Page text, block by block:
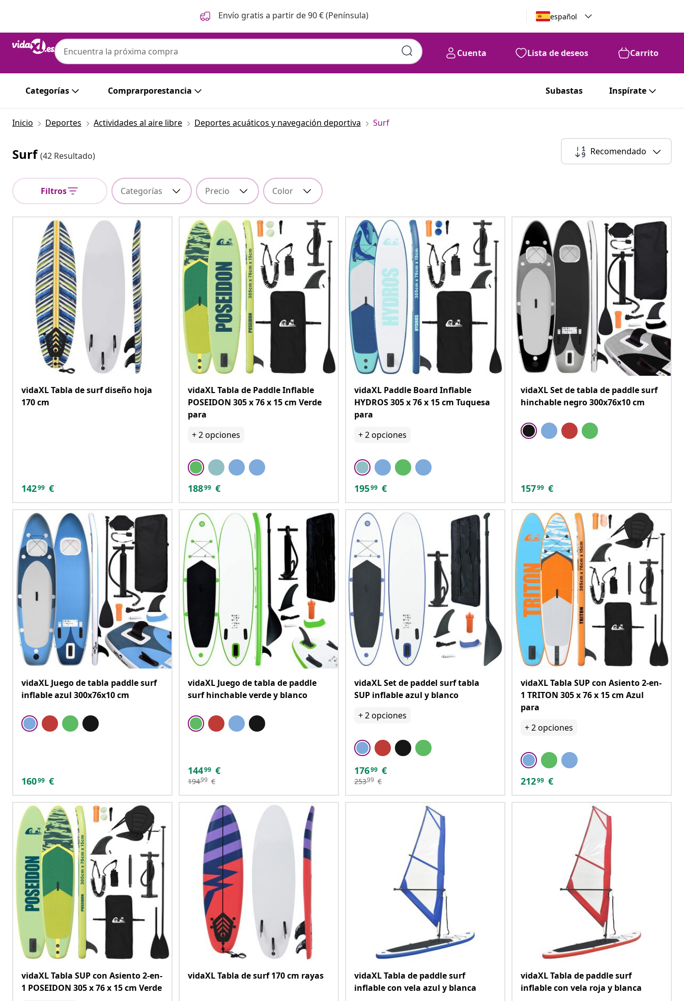
Envío gratis a partir de 90 € (Península) español
Cuenta Lista de deseos Carrito
Categorías Comprarporestancia Subastas Inspírate
Inicio Deportes Actividades al aire libre Deportes acuáticos y navegación deportiva Surf
Surf (42 Resultado) Recomendado
Filtros Categorías Precio Color
vidaXL Tabla de surf diseño hoja
170 cm
14299 €
vidaXL Tabla de Paddle Inflable
POSEIDON 305 x 76 x 15 cm Verde
para
+2opciones
18899 €
vidaXL Paddle Board Inflable
HYDROS 305 x 76 x 15 cm Tuquesa
para
+2opciones
19599 €
vidaXL Set de tabla de paddle surf
hinchable negro 300x76x10 cm
15799 €
vidaXL Juego de tabla paddle surf
inflable azul 300x76x10 cm
16099 €
vidaXL Juego de tabla de paddle
surf hinchable verde y blanco
14499 €
19499 €
vidaXL Set de paddel surf tabla
SUP inflable azul y blanco
+2opciones
17699 €
25399 €
vidaXL Tabla SUP con Asiento 2-en-
1 TRITON 305 x 76 x 15 cm Azul
para
+2opciones
21299 €
vidaXL Tabla SUP con Asiento 2-en-
1 POSEIDON 305 x 76 x 15 cm Verde
vidaXL Tabla de surf 170 cm rayas
vidaXL Tabla de paddle surf
inflable con vela azul y blanca
vidaXL Tabla de paddle surf
inflable con vela roja y blanca